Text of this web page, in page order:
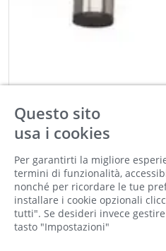
METALIKA
Piedino diametro 30 mm
mm h 200 mm regolabile
Cod:00410304 Cod For:
Cod Tec:GS.P01.200IS
−
Questo sito
usa i cookies
Per garantirti la migliore
termini di funzionalità,
nonché per ricordare le tue
installare i cookie opzionali
tutti". Se desideri invece
tasto "Impostazioni"